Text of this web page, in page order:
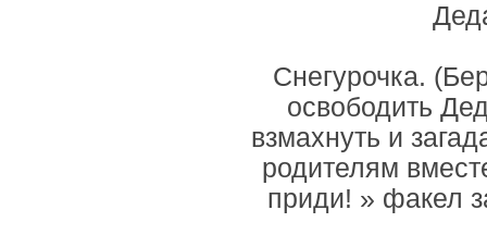
Снегурочка.
освободить
взмахнуть и
родителям
приди! » факел